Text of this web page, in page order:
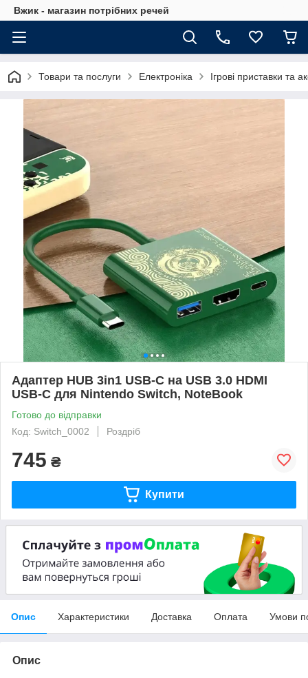
Вжик - магазин потрiбних речей
Товари та послуги Електроніка Ігрові приставки та
Адаптер HUB 3in1 USB-C на USB 3.0 HDMI
USB-C для Nintendo Switch, NoteBook
Готово до відправки
Код: Switch_0002
Роздріб
745 ₴
Купити
Опис Характеристики Доставка Оплата Умови
Опис